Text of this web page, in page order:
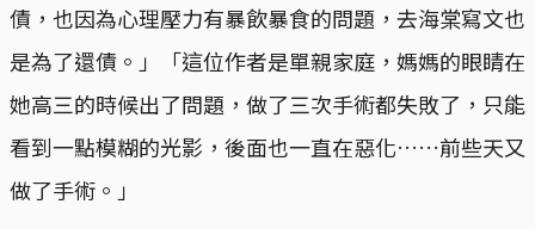
債，也因為心理壓力有暴飲暴食的問題，去海棠寫文也
是為了還債。」「這位作者是單親家庭，媽媽的眼睛在
她高三的時候出了問題，做了三次手術都失敗了，只能
看到一點模糊的光影，後面也一直在惡化……前些天又
做了手術。」